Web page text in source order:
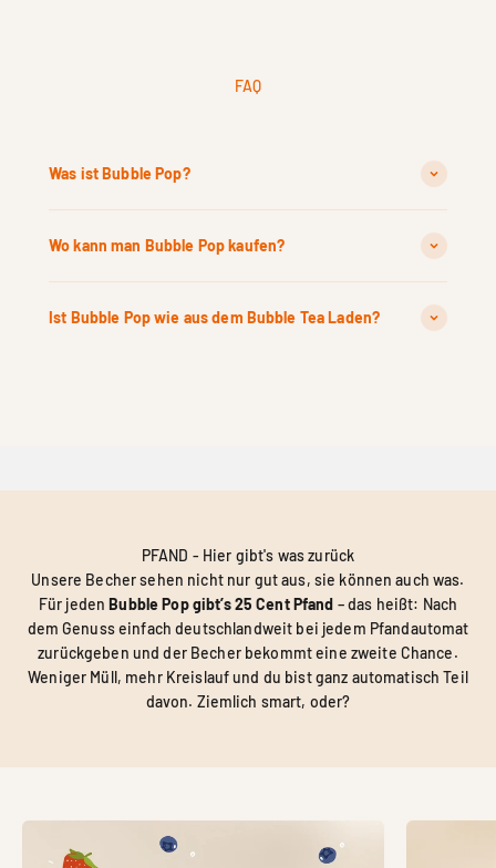
FAQ
Was ist Bubble Pop?
Wo kann man Bubble Pop kaufen?
Ist Bubble Pop wie aus dem Bubble Tea Laden?
PFAND - Hier gibt's was zurück
Unsere Becher sehen nicht nur gut aus, sie können auch was.
Für jedenBubble Pop gibt’s 25 Cent Pfand – das heißt: Nach
dem Genuss einfach deutschlandweit bei jedem Pfandautomat
zurückgeben und der Becher bekommt eine zweite Chance.
Weniger Müll, mehr Kreislauf und du bist ganz automatisch Teil
davon. Ziemlich smart, oder?